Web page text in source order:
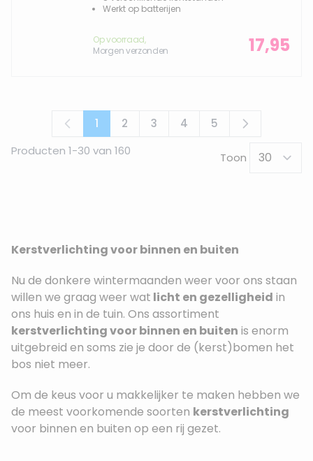
Werkt op batterijen
Op voorraad,
Morgen verzonden
17,95
Producten 1-30 van 160
U lees momenteel pagina
1 Pagina
2 Pagina
3 Pagina
4 Pagina
5
Toon
Kerstverlichting voor binnen en buiten
Nu de donkere wintermaanden weer voor ons staan
willen we graag weer wat licht en gezelligheid in
ons huis en in de tuin. Ons assortiment
kerstverlichting voor binnen en buiten is enorm
uitgebreid en soms zie je door de (kerst)bomen het
bos niet meer.
Om de keus voor u makkelijker te maken hebben we
de meest voorkomende soorten kerstverlichting
voor binnen en buiten op een rij gezet.